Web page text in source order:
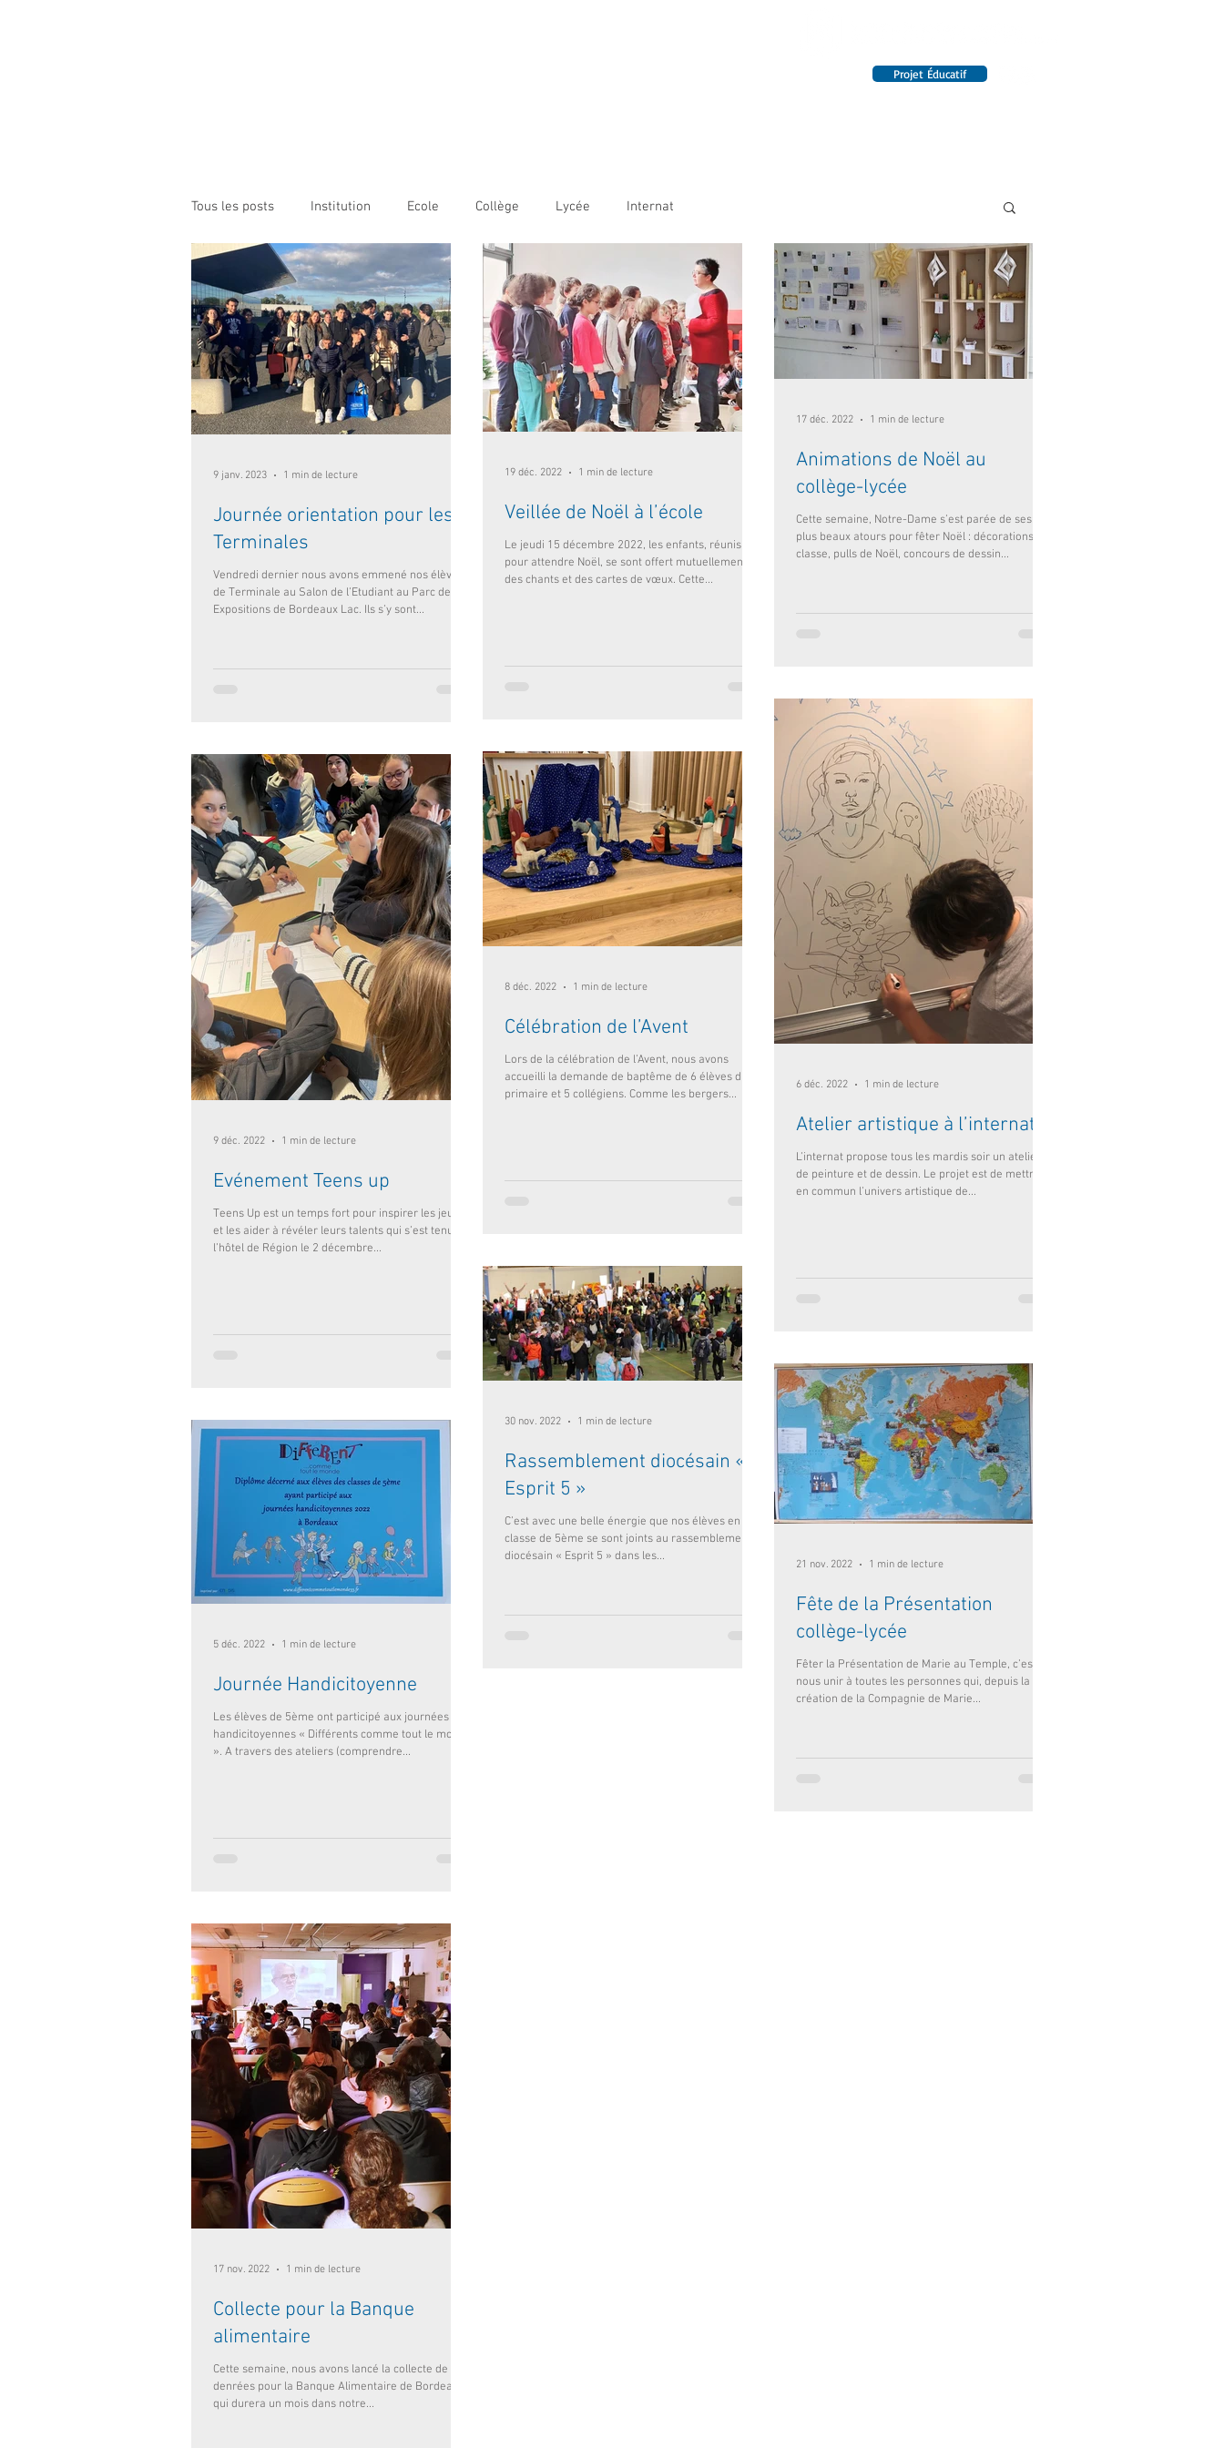
Projet Éducatif
Tous les posts Institution Ecole Collège Lycée Internat
Journée orientation pour les
Terminales
Vendredi dernier nous avons emmené nos élèves
de Terminale au Salon de l’Etudiant au Parc des
Expositions de Bordeaux Lac. Ils s’y sont...
9 janv. 2023 1 min de lecture
Veillée de Noël à l’école
Le jeudi 15 décembre 2022, les enfants, réunis
pour attendre Noël, se sont offert mutuellement
des chants et des cartes de vœux. Cette...
19 déc. 2022 1 min de lecture
Animations de Noël au
collège-lycée
Cette semaine, Notre-Dame s’est parée de ses
plus beaux atours pour fêter Noël : décorations de
classe, pulls de Noël, concours de dessin...
17 déc. 2022 1 min de lecture
Evénement Teens up
Teens Up est un temps fort pour inspirer les jeunes
et les aider à révéler leurs talents qui s’est tenu à
l’hôtel de Région le 2 décembre...
9 déc. 2022 1 min de lecture
Célébration de l’Avent
Lors de la célébration de l’Avent, nous avons
accueilli la demande de baptême de 6 élèves du
primaire et 5 collégiens. Comme les bergers...
8 déc. 2022 1 min de lecture
Atelier artistique à l’internat
L’internat propose tous les mardis soir un atelier
de peinture et de dessin. Le projet est de mettre
en commun l’univers artistique de...
6 déc. 2022 1 min de lecture
Journée Handicitoyenne
Les élèves de 5ème ont participé aux journées
handicitoyennes « Différents comme tout le monde
». A travers des ateliers (comprendre...
5 déc. 2022 1 min de lecture
Rassemblement diocésain «
Esprit 5 »
C’est avec une belle énergie que nos élèves en
classe de 5ème se sont joints au rassemblement
diocésain « Esprit 5 » dans les...
30 nov. 2022 1 min de lecture
Fête de la Présentation
collège-lycée
Fêter la Présentation de Marie au Temple, c’est
nous unir à toutes les personnes qui, depuis la
création de la Compagnie de Marie...
21 nov. 2022 1 min de lecture
Collecte pour la Banque
alimentaire
Cette semaine, nous avons lancé la collecte de
denrées pour la Banque Alimentaire de Bordeaux
qui durera un mois dans notre...
17 nov. 2022 1 min de lecture